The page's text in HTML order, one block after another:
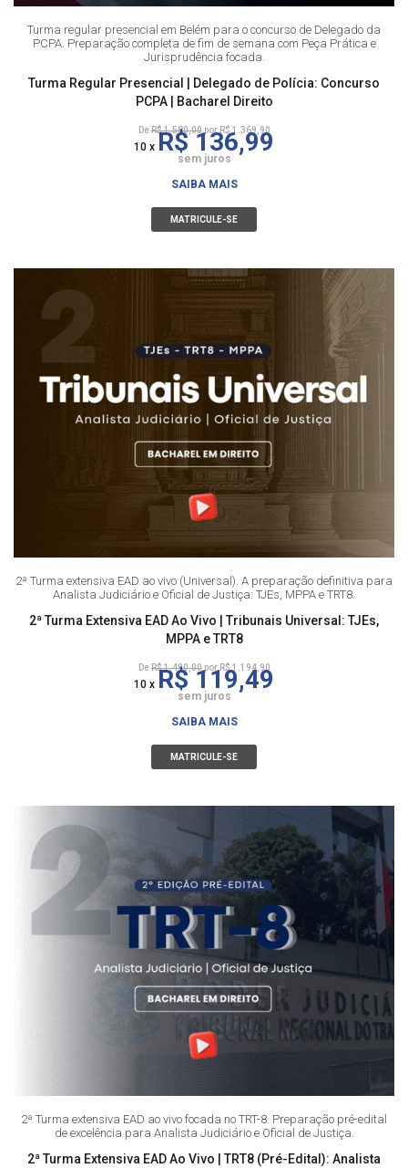
Turma regular presencial em Belém para o concurso de Delegado da
PCPA. Preparação completa de fim de semana com Peça Prática e
Jurisprudência focada.
Turma Regular Presencial | Delegado de Polícia: Concurso
PCPA | Bacharel Direito
DeR$ 1.580,00por R$ 1.369,90
10 x R$ 136,99
sem juros
SAIBA MAIS
MATRICULE-SE
2ª Turma extensiva EAD ao vivo (Universal). A preparação definitiva para
Analista Judiciário e Oficial de Justiça: TJEs, MPPA e TRT8.
2ª Turma Extensiva EAD Ao Vivo | Tribunais Universal: TJEs,
MPPA e TRT8
DeR$ 1.490,00por R$ 1.194,90
10 x R$ 119,49
sem juros
SAIBA MAIS
MATRICULE-SE
2ª Turma extensiva EAD ao vivo focada no TRT-8. Preparação pré-edital
de excelência para Analista Judiciário e Oficial de Justiça.
2ª Turma Extensiva EAD Ao Vivo | TRT8 (Pré-Edital): Analista